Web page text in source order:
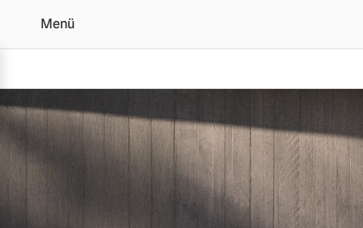
Der Volvo XC40 | Alle
Menü
Vollelektrisch